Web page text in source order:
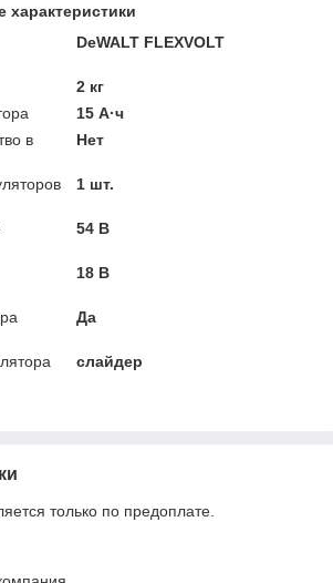
характеристики
DeWALT FLEXVOLT
2 кг
15 А·ч
в
Нет
1 шт.
54 В
18 В
Да
слайдер
только по предоплате.